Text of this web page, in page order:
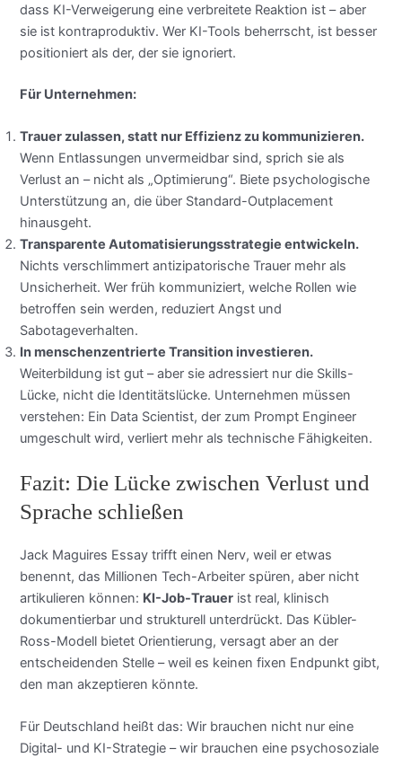
dass KI-Verweigerung eine verbreitete Reaktion ist – aber
sie ist kontraproduktiv. Wer KI-Tools beherrscht, ist besser
positioniert als der, der sie ignoriert.
Für Unternehmen:
Trauer zulassen, statt nur Effizienz zu kommunizieren.
Wenn Entlassungen unvermeidbar sind, sprich sie als
Verlust an – nicht als „Optimierung“. Biete psychologische
Unterstützung an, die über Standard-Outplacement
hinausgeht.
Transparente Automatisierungsstrategie entwickeln.
Nichts verschlimmert antizipatorische Trauer mehr als
Unsicherheit. Wer früh kommuniziert, welche Rollen wie
betroffen sein werden, reduziert Angst und
Sabotageverhalten.
In menschenzentrierte Transition investieren.
Weiterbildung ist gut – aber sie adressiert nur die Skills-
Lücke, nicht die Identitätslücke. Unternehmen müssen
verstehen: Ein Data Scientist, der zum Prompt Engineer
umgeschult wird, verliert mehr als technische Fähigkeiten.
Fazit: Die Lücke zwischen Verlust und
Sprache schließen
Jack Maguires Essay trifft einen Nerv, weil er etwas
benennt, das Millionen Tech-Arbeiter spüren, aber nicht
artikulieren können: KI-Job-Trauer ist real, klinisch
dokumentierbar und strukturell unterdrückt. Das Kübler-
Ross-Modell bietet Orientierung, versagt aber an der
entscheidenden Stelle – weil es keinen fixen Endpunkt gibt,
den man akzeptieren könnte.
Für Deutschland heißt das: Wir brauchen nicht nur eine
Digital- und KI-Strategie – wir brauchen eine psychosoziale